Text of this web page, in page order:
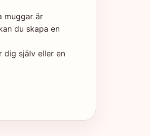
muggar är
du skapa en
dig själv eller en